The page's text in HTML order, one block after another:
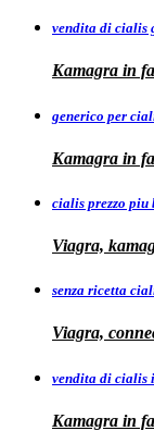
vendita di cialis
Kamagra in
generico per
Kamagra in
cialis prezzo piu
Viagra,
senza ricetta
Viagra,
vendita di cialis
Kamagra in